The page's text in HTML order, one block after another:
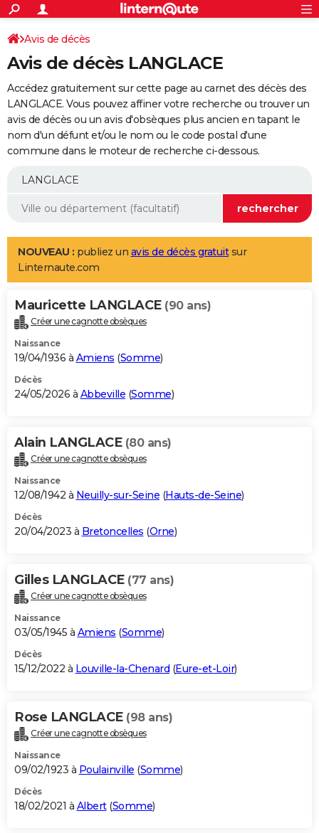
ACTUALITÉS
Politique
Société
Faits Divers
Education
Monde
Villes
+
SPORT
Coupe du monde 2026
Football
Tennis
Cyclisme
Rugby
Forum
Programme TV
TNTStreaming
Cinéma
Sorties cinéma
Musique
+
FINANCE
Retraite
Epargne
Immobilier
Risques naturels par ville
Banque
Assurance
AUTO
Essais
Réserver un essai
Citadines
Berlines
SUV
Forum auto
+
Mobiles
Meilleur smartphone
Internet
Ordinateurs
Jeux vidéo
Guide high-tech
Aménagement intérieur
LIFESTYLE
Art de vivre
Bien-être
Loisirs
Mode
Modes de vie
Alimentation
Guide de la santé
Maladies
Médicaments
Sommeil
VOYAGE
Destinations
City break
Voyage nature
Voyage de noces
Forum
Climat
+PHOTO
GUIDES D'ACHAT
BONS PLANS
Carte de Noël
Carte Bonne année
Carte Saint-Valentin
Carte Pâques
Carte d'anniversaire
DICTIONNAIRE
Dictionnaire
Biographies
Citations
Expressions
Proverbes
PROGRAMME TV
S'inscrire
Se connecter
Lycées
Collèges
Primaires
Universités
Entreprises
Service militaire
Avis de recherche
AVIS DE DÉCÈS
Bricolage
Lifestyle
Culture
Sport
Auto
Television
Voyage
Cinema
Avis de décès
Avis de décès LANGLACE
Accédez gratuitement sur cette page au carnet des décès des
LANGLACE. Vous pouvez affiner votre recherche ou trouver un
avis de décès ou un avis d'obsèques plus ancien en tapant le
nom d'un défunt et/ou le nom ou le code postal d'une
commune dans le moteur de recherche ci-dessous.
NOUVEAU : publiez un avis de décès gratuitsur
Linternaute.com
Mauricette LANGLACE (90 ans)
Créer une cagnotte obsèques
Naissance
19/04/1936 à Amiens (Somme)
Décès
24/05/2026 à Abbeville (Somme)
Alain LANGLACE (80 ans)
Créer une cagnotte obsèques
Naissance
12/08/1942 à Neuilly-sur-Seine (Hauts-de-Seine)
Décès
20/04/2023 à Bretoncelles (Orne)
Gilles LANGLACE (77 ans)
Créer une cagnotte obsèques
Naissance
03/05/1945 à Amiens (Somme)
Décès
15/12/2022 à Louville-la-Chenard (Eure-et-Loir)
Rose LANGLACE (98 ans)
Créer une cagnotte obsèques
Naissance
09/02/1923 à Poulainville (Somme)
Décès
18/02/2021 à Albert(Somme)